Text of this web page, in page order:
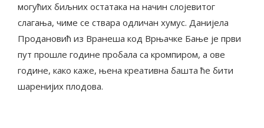
могућих биљних остатака на начин слојевитог
слагања, чиме се ствара одличан хумус. Данијела
Продановић из Вранеша код Врњачке Бање је први
пут прошле године пробала са кромпиром, а ове
године, како каже, њена креативна башта ће бити
шаренијих плодова.